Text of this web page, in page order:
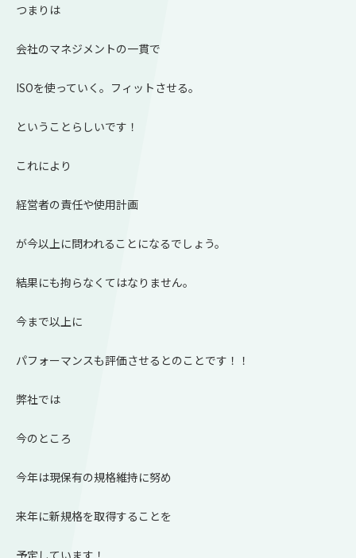
つまりは
会社のマネジメントの一貫で
ISOを使っていく。フィットさせる。
ということらしいです！
これにより
経営者の責任や使用計画
が今以上に問われることになるでしょう。
結果にも拘らなくてはなりません。
今まで以上に
パフォーマンスも評価させるとのことです！！
弊社では
今のところ
今年は現保有の規格維持に努め
来年に新規格を取得することを
予定しています！